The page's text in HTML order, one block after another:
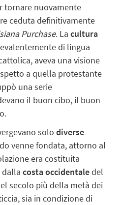
tornare nuovamente
ceduta definitivamente
Purchase. La cultura
di lingua
aveva una visione
a quella protestante
una serie
il buon cibo, il buon
solo diverse
venne fondata, attorno al
era costituita
costa occidentaledel
secolo più della metà dei
, sia in condizione di